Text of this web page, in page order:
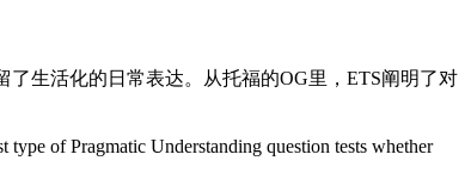
生活化的日常表达。从托福的OG里，ETS阐明了对
of Pragmatic Understanding question tests whether